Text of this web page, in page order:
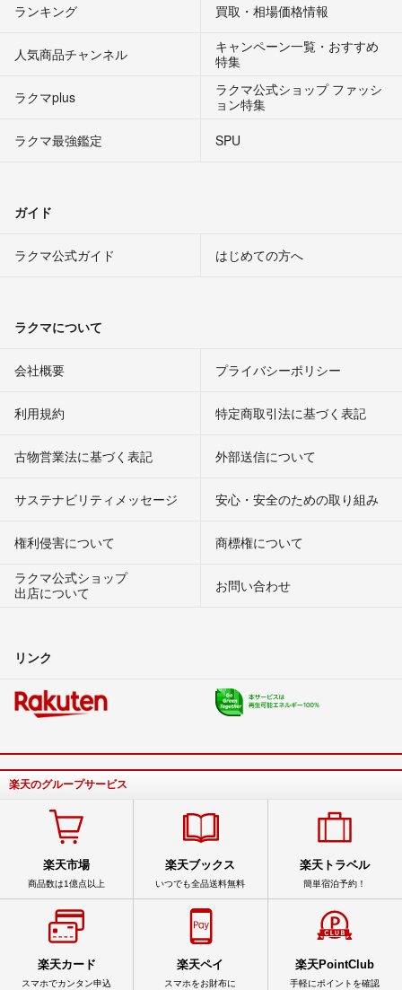
ランキング 買取・相場価格情報
人気商品チャンネル
キャンペーン一覧・おすすめ
特集
ラクマplus
ラクマ公式ショップ ファッシ
ョン特集
ラクマ最強鑑定
SPU
ガイド
ラクマ公式ガイド はじめての方へ
ラクマについて
会社概要 プライバシーポリシー
利用規約 特定商取引法に基づく表記
古物営業法に基づく表記 外部送信について
サステナビリティメッセージ 安心・安全のための取り組み
権利侵害について
商標権について
ラクマ公式ショップ
出店について
お問い合わせ
リンク
楽天のグループサービス
楽天市場
商品数は1億点以上
楽天ブックス
いつでも全品送料無料
楽天トラベル
簡単宿泊予約！
楽天カード
スマホでカンタン申込
楽天ペイ
スマホをお財布に
楽天PointClub
手軽にポイントを確認